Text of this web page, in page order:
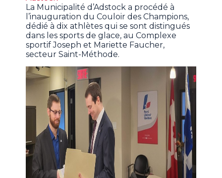
La Municipalité d’Adstock a procédé à
l’inauguration du Couloir des Champions,
dédié à dix athlètes qui se sont distingués
dans les sports de glace, au Complexe
sportif Joseph et Mariette Faucher,
secteur Saint-Méthode.